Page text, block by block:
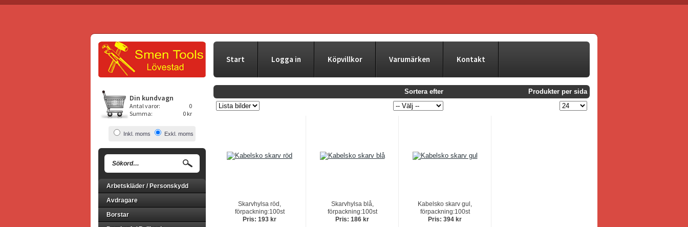
Start Logga in Köpvillkor Varumärken Kontakt
Din kundvagn
Antal varor:
0
Summa:
0 kr
Inkl. moms Exkl. moms
Arbetskläder / Personskydd
Avdragare
Borstar
Sortera efter Produkter per sida
Skarvhylsa röd,
förpackning:100st
Pris: 193 kr
Skarvhylsa blå,
förpackning:100st
Pris: 186 kr
Kabelsko skarv gul,
förpackning:100st
Pris: 394 kr